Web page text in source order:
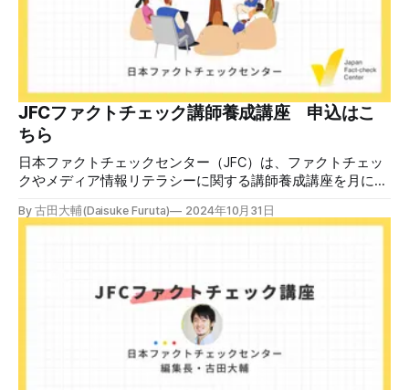
JFCファクトチェック講師養成講座 申込はこ
ちら
日本ファクトチェックセンター（JFC）は、ファクトチェッ
クやメディア情報リテラシーに関する講師養成講座を月に1
認定バッジと教室や職場などで利用可能な教材を提供しま
ファクトチェックセンター（JFC）による講師養成講座で
す。 講師養成講座（オンラインで90分）を受講いただいた
後、修了課題を提出された方には、教室や職場などで利用可
能な教材の提... powered by Peatix : More than a
By 古田大輔(Daisuke Furuta) 2024年10月31日